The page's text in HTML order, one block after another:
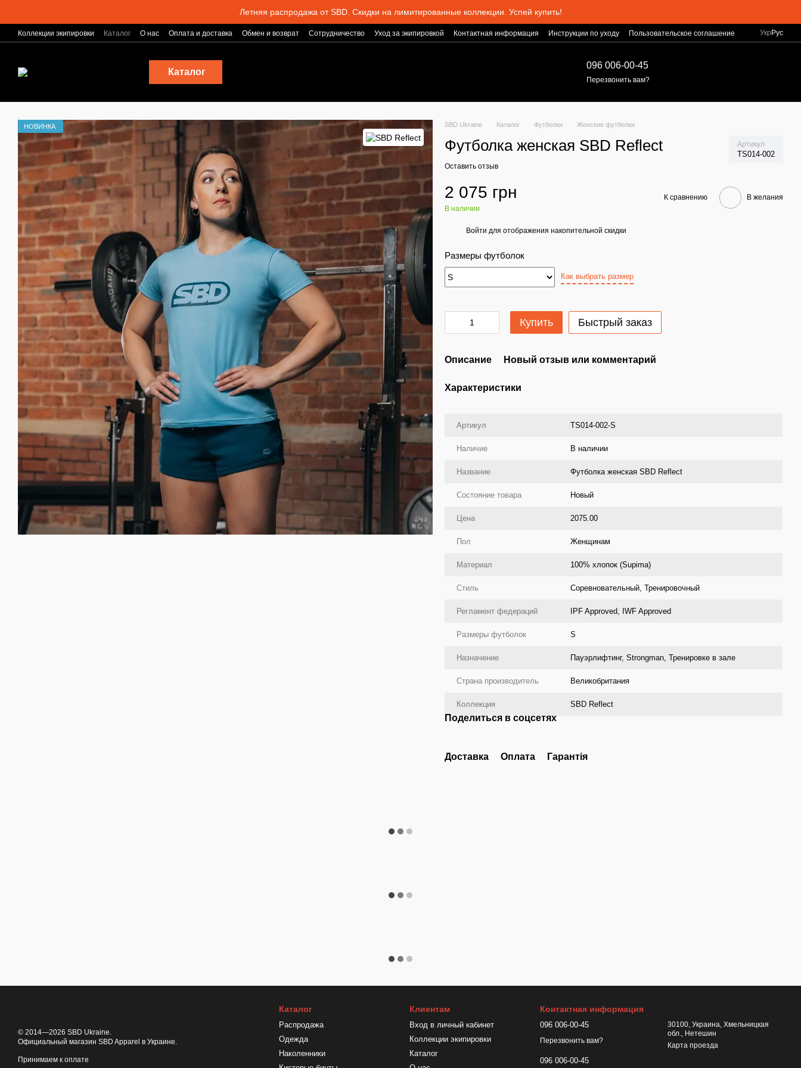
Летняя распродажа от SBD. Скидки на лимитированные коллекции. Успей купить!
Коллекции экипировки Каталог О нас Оплата и доставка Обмен и возврат Сотрудничество Уход за экипировкой Контактная информация Инструкции по уходу
Пользовательское соглашение
Блог
Укр Рус
Каталог
096 006-00-45
Перезвонить вам?
НОВИНКА SBD Ukraine Каталог Футболки Женские футболки
Футболка женская SBD Reflect Артикул
TS014-002
Оставить отзыв
2 075 грн
В наличии
К сравнению В желания
Войти для отображения накопительной скидки
Размеры футболок
Как выбрать размер
Купить Быстрый заказ
Описание Новый отзыв или комментарий
Характеристики
Артикул TS014-002-S
Наличие В наличии
Название Футболка женская SBD Reflect
Состояние товара Новый
Цена 2075.00
Пол Женщинам
Материал 100% хлопок (Supima)
Стиль Соревновательный, Тренировочный
Регламент федераций IPF Approved, IWF Approved
Размеры футболок S
Назначение Пауэрлифтинг, Strongman, Тренировке в зале
Страна производитель Великобритания
Коллекция SBD Reflect
Поделиться в соцсетях
Доставка Оплата Гарантія
© 2014—2026 SBD Ukraine.
Официальный магазин SBD Apparel в Украине.
Принимаем к оплате
Каталог
Распродажа
Одежда
Наколенники
Клиентам
Вход в личный кабинет
Коллекции экипировки
Каталог
Контактная информация
096 006-00-45
Перезвонить вам?
096 006-00-45
30100, Украина, Хмельницкая
обл., Нетешин
Карта проезда